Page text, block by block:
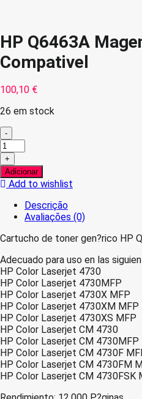
HP Q6463A
Compativel
100,10 €
26 em stock
-
Quantidade
de
HP
Q6463A
Magenta
Toner
Compativel
+
Adicionar
Add to wishlist
Descrição
Avaliações (0)
Cartucho de toner gen?rico HP
Adecuado para uso en las
HP Color Laserjet 4730
HP Color Laserjet 4730MFP
HP Color Laserjet 4730X MFP
HP Color Laserjet 4730XM MFP
HP Color Laserjet 4730XS MFP
HP Color Laserjet CM 4730
HP Color Laserjet CM 4730MFP
HP Color Laserjet CM 4730F
HP Color Laserjet CM 4730FM
HP Color Laserjet CM 4730FSK